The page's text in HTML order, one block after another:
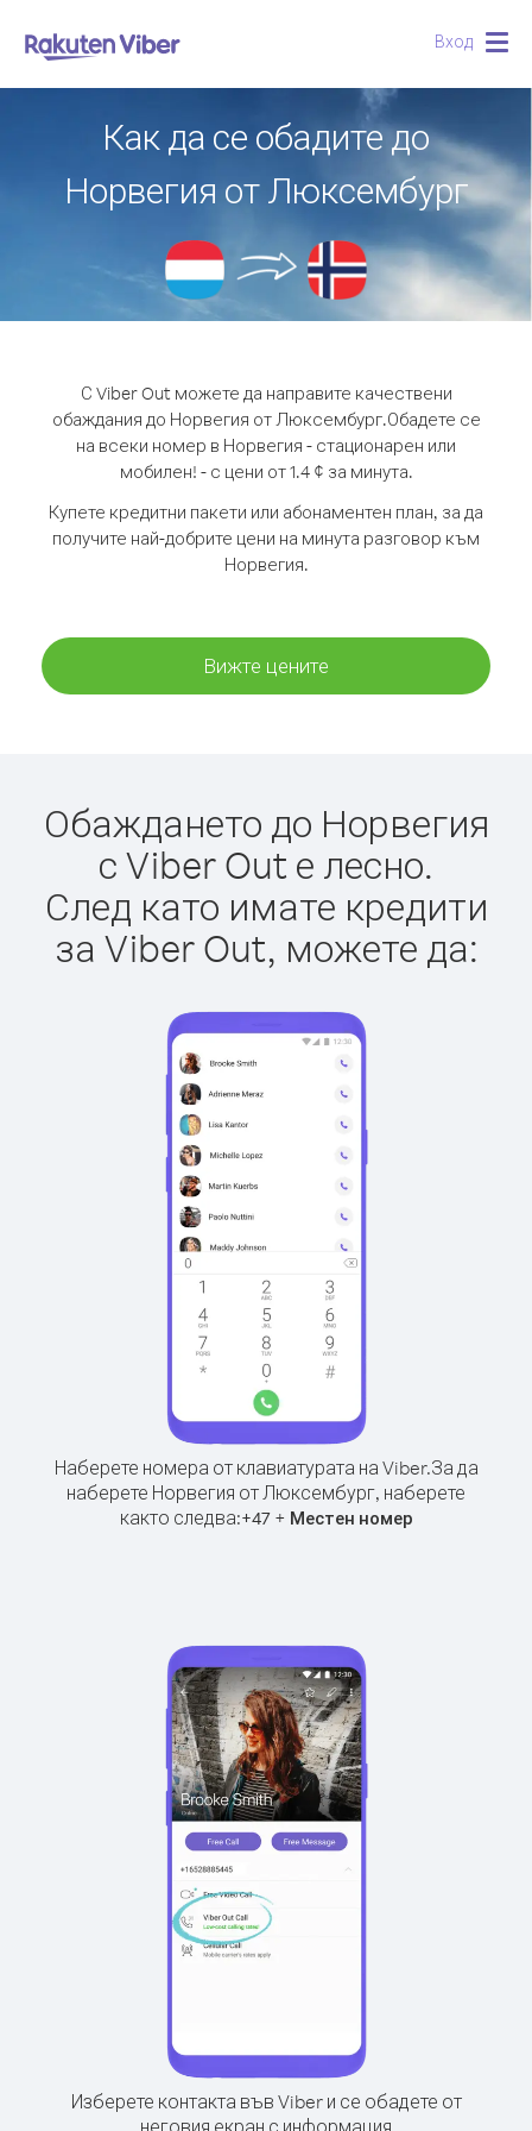
Вход
Как да се обадите до
Норвегия от Люксембург
С Viber Out можете да направите качествени
обаждания до Норвегия от Люксембург.Обадете се
на всеки номер в Норвегия - стационарен или
мобилен! - с цени от 1.4 ¢ за минута.
Купете кредитни пакети или абонаментен план, за да
получите най-добрите цени на минута разговор към
Норвегия.
Вижте цените
Обаждането до Норвегия
с Viber Out е лесно.
След като имате кредити
за Viber Out, можете да:
Наберете номера от клавиатурата на Viber.За да
наберете Норвегия от Люксембург, наберете
както следва:+47+ Местен номер
Изберете контакта във Viber и се обадете от
неговия екран с информация